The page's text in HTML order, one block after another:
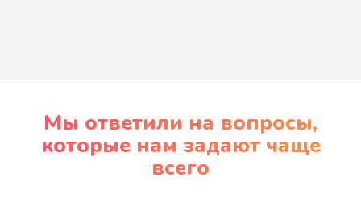
Мы ответили на вопросы,
которые нам задают чаще
всего